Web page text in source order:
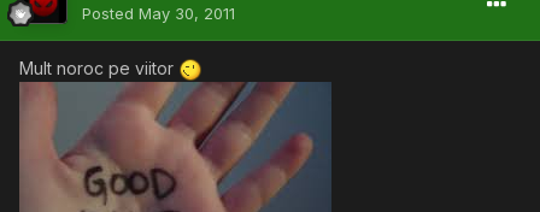
Posted May 30, 2011
Mult noroc pe viitor